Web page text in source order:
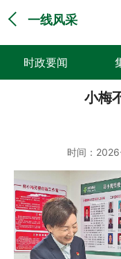
一线风采
时政要闻
小梅
时间：